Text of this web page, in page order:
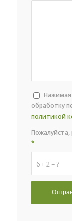
Нажимая
обработку
политикой
6 + 2 = ?
*